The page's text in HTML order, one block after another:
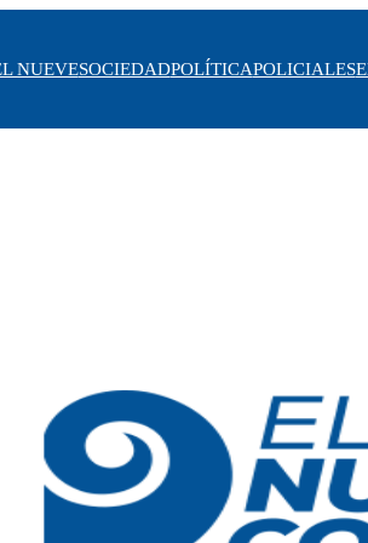
NUEVESOCIEDADPOLÍTICAPOLICIALES